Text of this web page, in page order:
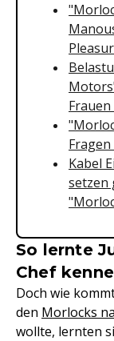
Kabel
setzen
So lernte
Chef
Doch wie
den Morlocks
wollte, lernten